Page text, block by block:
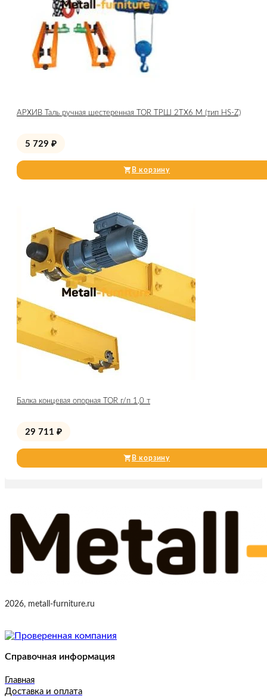
АРХИВ Таль ручная шестеренная TOR ТРШ 2ТХ6 М (тип HS-Z)
5 729 ₽
В корзину
Балка концевая опорная TOR г/п 1,0 т
29 711 ₽
В корзину
2026, metall-furniture.ru
Справочная информация
Главная
Доставка и оплата